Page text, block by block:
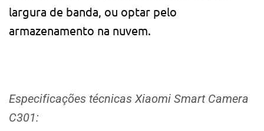
largura de banda, ou optar pelo
armazenamento na nuvem.
Especificações técnicas Xiaomi Smart Camera
C301: